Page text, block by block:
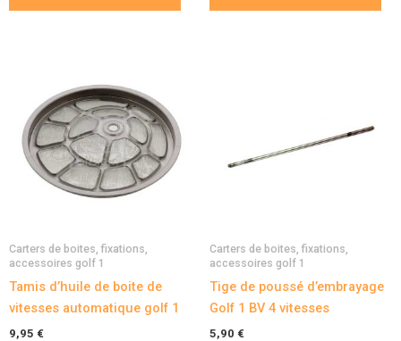
Carters de boites, fixations,
accessoires golf 1
Tamis d’huile de boite de
vitesses automatique golf 1
9,95 €
Carters de boites, fixations,
accessoires golf 1
Tige de poussé d’embrayage
Golf 1 BV 4 vitesses
5,90 €